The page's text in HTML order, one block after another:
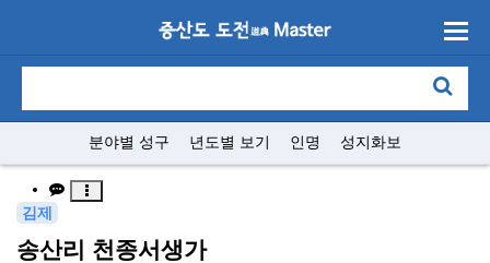
분야별 성구 년도별 보기 인명 성지화보
김제
송산리 천종서생가